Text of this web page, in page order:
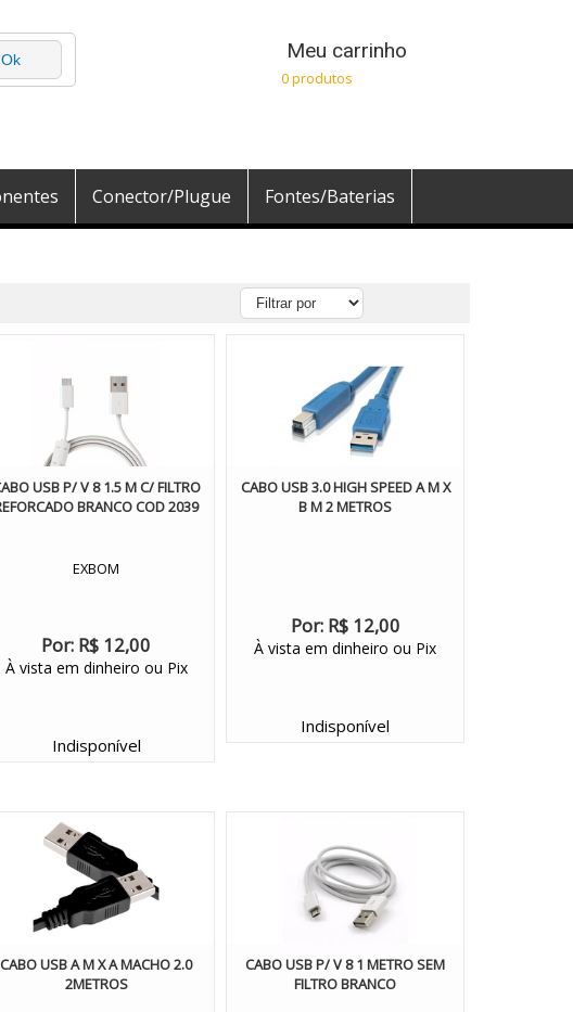
Meu carrinho
0 produtos
Conector/Plugue Fontes/Baterias
USB P/ V 8 1.5 M C/ FILTRO
BRANCO COD 2039
EXBOM
Por: R$ 12,00
À vista em dinheiro ou Pix
Indisponível
CABO USB 3.0 HIGH SPEED A M X
B M 2 METROS
Por: R$ 12,00
À vista em dinheiro ou Pix
Indisponível
CABO USB A M X A MACHO 2.0
2METROS
CABO USB P/ V 8 1 METRO SEM
FILTRO BRANCO